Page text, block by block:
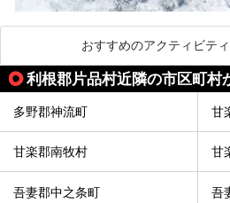
おすすめのアクティビテ
利根郡片品村近隣の市区町村
多野郡神流町 甘
甘楽郡南牧村 甘
吾妻郡中之条町 吾